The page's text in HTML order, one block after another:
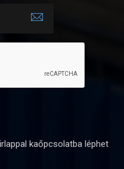
kaőpcsolatba léphet